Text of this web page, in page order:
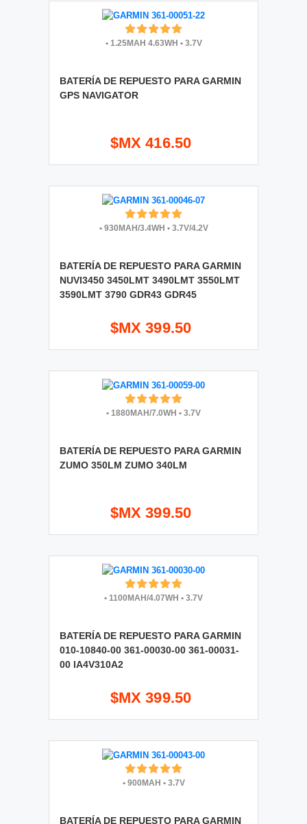
•1.25MAH 4.63WH •3.7V
BATERÍA DE REPUESTO PARA GARMIN
GPS NAVIGATOR
$MX 416.50
•930MAH/3.4WH •3.7V/4.2V
BATERÍA DE REPUESTO PARA GARMIN
NUVI3450 3450LMT 3490LMT 3550LMT
3590LMT 3790 GDR43 GDR45
$MX 399.50
• 1880MAH/7.0WH • 3.7V
BATERÍA DE REPUESTO PARA GARMIN
ZUMO 350LM ZUMO 340LM
$MX 399.50
• 1100MAH/4.07WH • 3.7V
BATERÍA DE REPUESTO PARA GARMIN
010-10840-00 361-00030-00 361-00031-
00 IA4V310A2
$MX 399.50
•900MAH •3.7V
BATERÍA DE REPUESTO PARA GARMIN